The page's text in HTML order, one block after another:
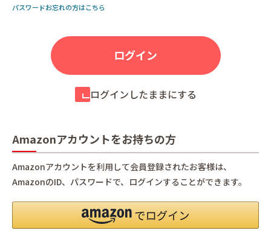
パスワードお忘れの方はこちら
ログインしたままにする
Amazonアカウントをお持ちの方
Amazonアカウントを利用して会員登録されたお客様は、
AmazonのID、パスワードで、ログインすることができます。